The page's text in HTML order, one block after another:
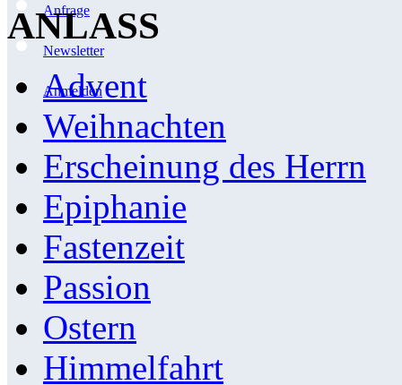
Anfrage
Newsletter
Anmelden
ANLASS
Advent
Weihnachten
Erscheinung des Herrn
Epiphanie
Fastenzeit
Passion
Ostern
Himmelfahrt